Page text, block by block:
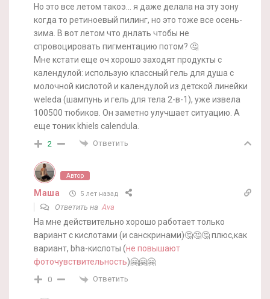
Но это все летом такоэ… я даже делала на эту зону
когда то ретиноевый пилинг, но это тоже все осень-
зима. В вот летом что днлать чтобы не
спровоцировать пигментацию потом? 🤔
Мне кстати еще оч хорошо заходят продукты с
календулой: использую классный гель для душа с
молочной кислотой и календулой из детской линейки
weleda (шампунь и гель для тела 2-в-1), уже извела
100500 тюбиков. Он заметно улучшает ситуацию. А
еще тоник khiels calendula.
2 Ответить
Автор
Маша 5 лет назад
Ответить наAva
На мне действительно хорошо работает только
вариант с кислотами (и санскринами)🤔🤔🤔 плюс,как
вариант, bha-кислоты (не повышают
фоточувствительность)🤗🤗🤗
0 Ответить